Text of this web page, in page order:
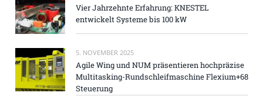
Vier Jahrzehnte Erfahrung: KNESTEL
entwickelt Systeme bis 100 kW
5. NOVEMBER 2025
Agile Wing und NUM präsentieren hochpräzise
Multitasking-Rundschleifmaschine Flexium+68
Steuerung